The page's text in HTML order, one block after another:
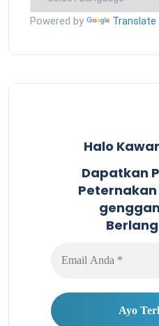
Powered by Translate
Halo
Dapatkan